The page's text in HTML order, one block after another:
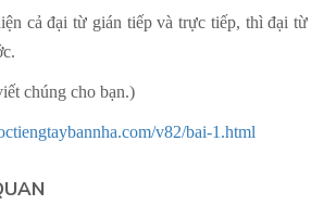
cả đại từ gián tiếp và trực tiếp, thì đại từ
chúng cho bạn.)
v82/bai-1.html​